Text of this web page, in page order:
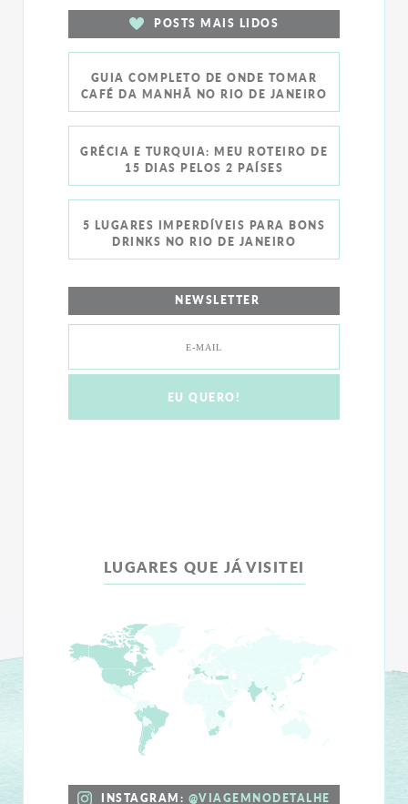
POSTS MAIS LIDOS
GUIA COMPLETO DE ONDE TOMAR
CAFÉ DA MANHÃ NO RIO DE JANEIRO
GRÉCIA E TURQUIA: MEU ROTEIRO DE
15 DIAS PELOS 2 PAÍSES
5 LUGARES IMPERDÍVEIS PARA BONS
DRINKS NO RIO DE JANEIRO
NEWSLETTER
LUGARES QUE JÁ VISITEI
INSTAGRAM: @VIAGEMNODETALHE